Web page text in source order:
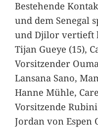
Bestehende
und dem Senegal
und Djilor vertieft
Tijan Gueye (15),
Vorsitzender
Lansana Sano,
Hanne Mühle,
Vorsitzende
Jordan von Espen